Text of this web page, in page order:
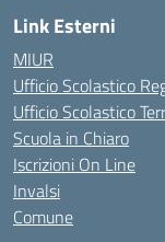
Link Esterni
MIUR
Ufficio Scolastico
Ufficio Scolastico
Scuola in Chiaro
Iscrizioni On Line
Invalsi
Comune